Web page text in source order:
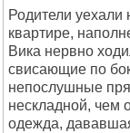
Родители уехали
квартире,
Вика нервно
свисающие по
непослушные
нескладной, чем
одежда,